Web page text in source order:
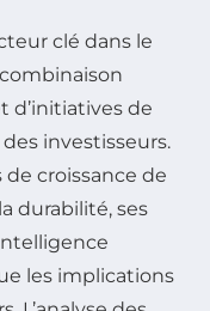
clé dans le
d’initiatives de
investisseurs.
croissance de
durabilité, ses
les implications